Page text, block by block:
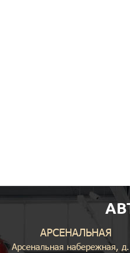
АРСЕНАЛЬНАЯ
Арсенальная набережная,